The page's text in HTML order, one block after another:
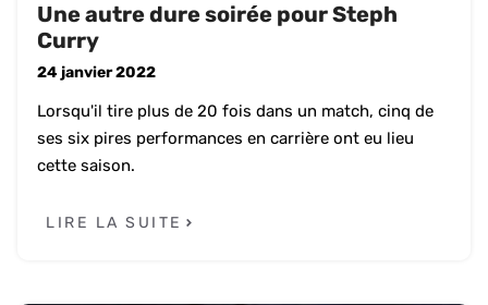
Une autre dure soirée pour Steph
Curry
24 janvier 2022
Lorsqu'il tire plus de 20 fois dans un match, cinq de
ses six pires performances en carrière ont eu lieu
cette saison.
LIRE LA SUITE